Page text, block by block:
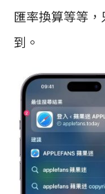
匯率換算等等
到。